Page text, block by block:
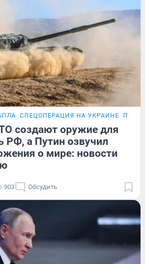
СПЕЦОПЕРАЦИЯ НА УКРАИНЕ
создают оружие для
РФ, а Путин озвучил
о мире: новости
903 Обсудить